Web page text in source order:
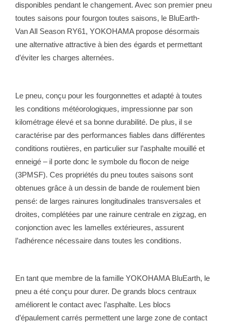
disponibles pendant le changement. Avec son premier pneu
toutes saisons pour fourgon toutes saisons, le BluEarth-
Van All Season RY61, YOKOHAMA propose désormais
une alternative attractive à bien des égards et permettant
d’éviter les charges alternées.
Le pneu, conçu pour les fourgonnettes et adapté à toutes
les conditions météorologiques, impressionne par son
kilométrage élevé et sa bonne durabilité. De plus, il se
caractérise par des performances fiables dans différentes
conditions routières, en particulier sur l’asphalte mouillé et
enneigé – il porte donc le symbole du flocon de neige
(3PMSF). Ces propriétés du pneu toutes saisons sont
obtenues grâce à un dessin de bande de roulement bien
pensé: de larges rainures longitudinales transversales et
droites, complétées par une rainure centrale en zigzag, en
conjonction avec les lamelles extérieures, assurent
l’adhérence nécessaire dans toutes les conditions.
En tant que membre de la famille YOKOHAMA BluEarth, le
pneu a été conçu pour durer. De grands blocs centraux
améliorent le contact avec l’asphalte. Les blocs
d’épaulement carrés permettent une large zone de contact